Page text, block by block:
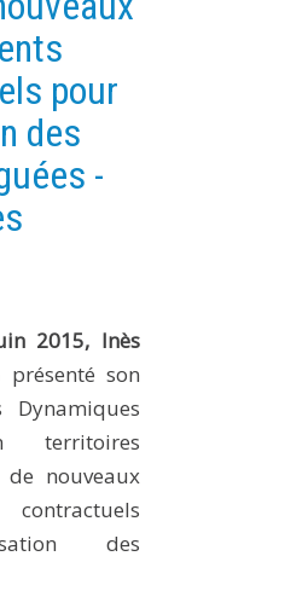
TECHNIQUES
pour
des
-
2015, Inès
présenté son
territoires
nouveaux
contractuels
des